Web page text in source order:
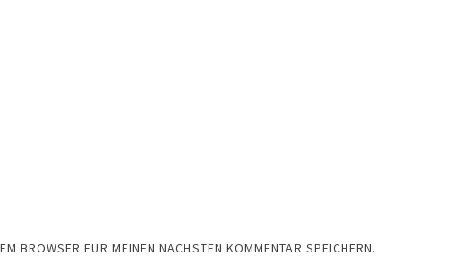
BROWSER FÜR MEINEN NÄCHSTEN KOMMENTAR SPEICHERN.